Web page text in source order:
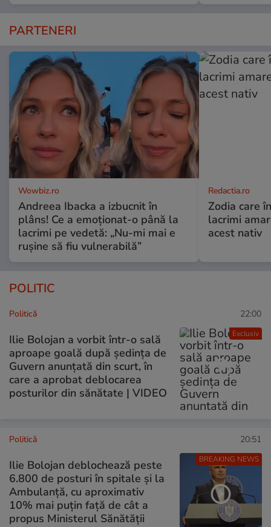
PARTENERI
Wowbiz.ro
Andreea Ibacka a izbucnit în
plâns! Ce a emoționat-o până la
lacrimi pe vedetă: „Nu-mi mai e
rușine să fiu vulnerabilă”
Redactia.ro
Zodia care
lacrimi
acest nativ
POLITIC
Exclusiv
Politică 22:00
Ilie Bolojan a vorbit într-o sală
aproape goală după ședința de
Guvern anunțată din scurt, în
care a aprobat deblocarea
posturilor din sănătate | VIDEO
BREAKING NEWS
Politică 20:51
Ilie Bolojan deblochează peste
6.800 de posturi în spitale și la
Ambulanță, cu aproximativ
10% mai puțin față de cât a
propus Ministerul Sănătății